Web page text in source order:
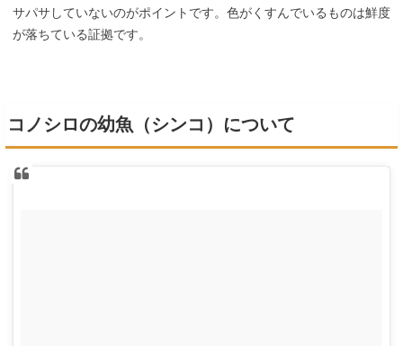
サパサしていないのがポイントです。色がくすんでいるものは鮮度
が落ちている証拠です。
コノシロの幼魚（シンコ）について